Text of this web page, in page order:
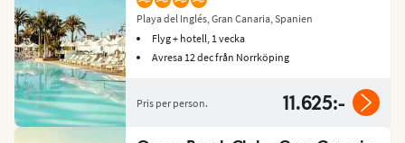
Playa del Inglés, Gran Canaria, Spanien
Flyg + hotell, 1 vecka
Avresa 12 dec från Norrköping
Pris per person. 11.625:-